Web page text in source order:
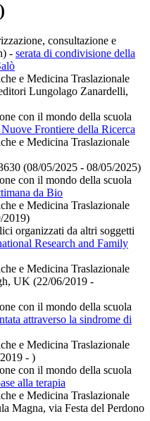
consultazione e
- serata di condivisione della
e Medicina Traslazionale
Lungolago Zanardelli,
con il mondo della scuola
Frontiere della Ricerca
e Medicina Traslazionale
(08/05/2025 - 08/05/2025)
con il mondo della scuola
da Bio
e Medicina Traslazionale
2019)
organizzati da altri soggetti
Research and Family
e Medicina Traslazionale
UK (22/06/2019 -
con il mondo della scuola
attraverso la sindrome di
e Medicina Traslazionale
- )
con il mondo della scuola
alla terapia
e Medicina Traslazionale
Magna, via Festa del Perdono